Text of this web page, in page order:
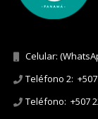
Celular:
Teléfono 2:
Teléfono: +507